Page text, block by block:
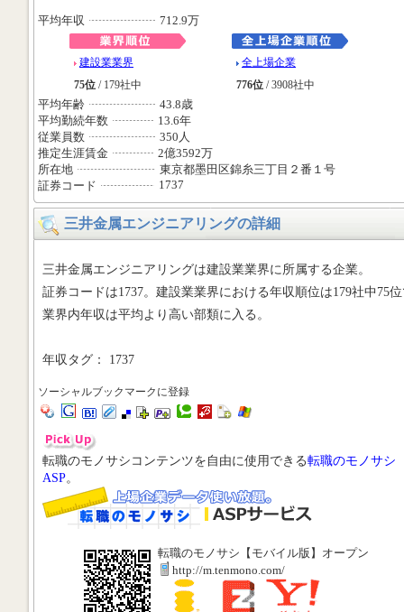
平均年収 712.9万
建設業業界
75位 / 179社中
全上場企業
776位 / 3908社中
平均年齢
43.8歳
平均勤続年数
13.6年
従業員数
350人
推定生涯賃金
2億3592万
所在地
東京都墨田区錦糸三丁目２番１号
証券コード
1737
三井金属エンジニアリングの詳細
三井金属エンジニアリングは建設業業界に所属する企業。
証券コードは1737。建設業業界における年収順位は179社中75
業界内年収は平均より高い部類に入る。
年収タグ： 1737
ソーシャルブックマークに登録
転職のモノサシコンテンツを自由に使用できる転職のモノサシ
ASP。
転職のモノサシ【モバイル版】オープン
http://m.tenmono.com/